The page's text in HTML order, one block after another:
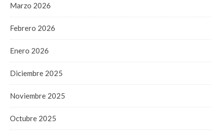
Marzo 2026
Febrero 2026
Enero 2026
Diciembre 2025
Noviembre 2025
Octubre 2025